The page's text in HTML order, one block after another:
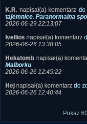
K.R. napisał(a) komentarz
tajemnice. Paranormalna
2026-06-29 22:13:07
Ivellios napisał(a) komentarz
2026-06-26 13:38:05
Hekatomb napisał(a)
Malborku
2026-06-26 12:45:22
Hej napisał(a) komentarz do
2026-06-26 12:40:44
Pokaż